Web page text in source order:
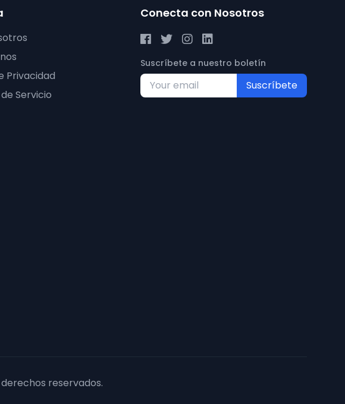
Privacidad
Servicio
Conecta con Nosotros
Suscríbete a nuestro boletín
Suscríbete
reservados.